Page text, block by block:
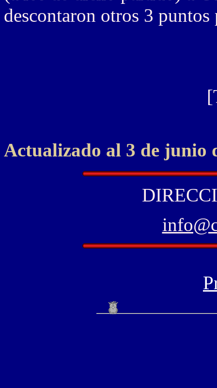
descontaron otros 3
[
Actualizado al 3 de junio